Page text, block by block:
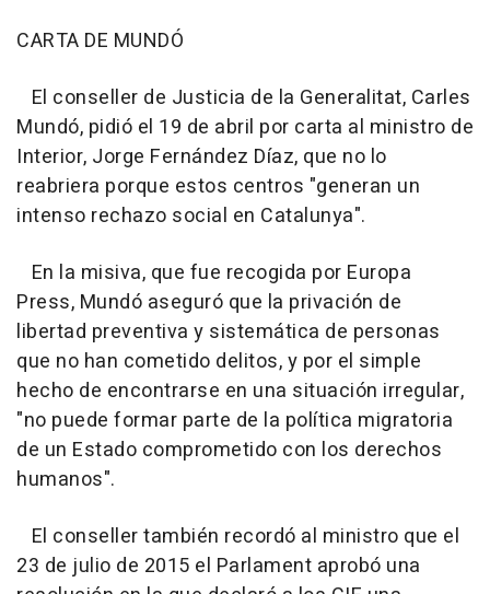
CARTA DE MUNDÓ
El conseller de Justicia de la Generalitat, Carles
Mundó, pidió el 19 de abril por carta al ministro de
Interior, Jorge Fernández Díaz, que no lo
reabriera porque estos centros "generan un
intenso rechazo social en Catalunya".
En la misiva, que fue recogida por Europa
Press, Mundó aseguró que la privación de
libertad preventiva y sistemática de personas
que no han cometido delitos, y por el simple
hecho de encontrarse en una situación irregular,
"no puede formar parte de la política migratoria
de un Estado comprometido con los derechos
humanos".
El conseller también recordó al ministro que el
23 de julio de 2015 el Parlament aprobó una